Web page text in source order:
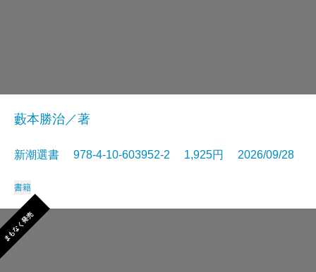
藪本勝治／著
新潮選書 978-4-10-603952-2 1,925円 2026/09/28
書籍
まもなく発売